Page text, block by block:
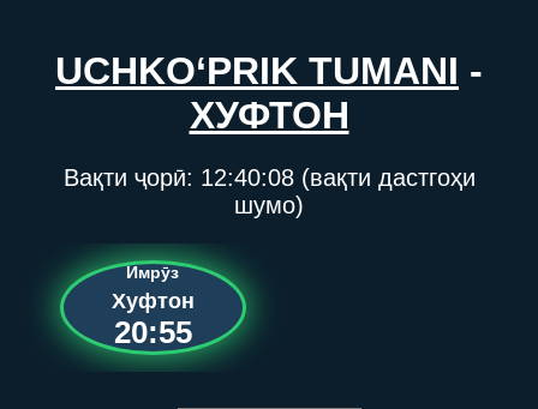
UCHKO‘PRIK TUMANI -
ХУФТОН
Вақти ҷорӣ: 12:40:08(вақти дастгоҳи
шумо)
Имрӯз
Хуфтон
20:55